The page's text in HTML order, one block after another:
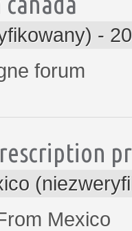
-
forum
Mexico